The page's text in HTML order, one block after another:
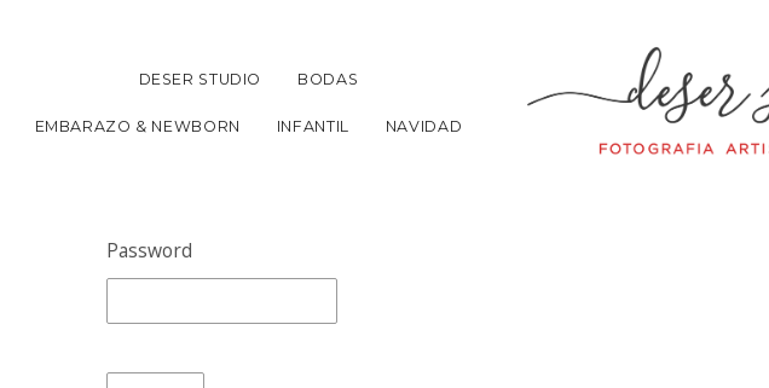
DESER STUDIO BODAS
EMBARAZO & NEWBORN INFANTIL NAVIDAD
Password